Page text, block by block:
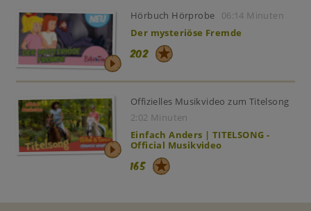
Hörbuch Hörprobe
06:14 Minuten
Der mysteriöse Fremde
202
Offizielles Musikvideo zum Titelsong
2:02 Minuten
Einfach Anders | TITELSONG -
Official Musikvideo
165